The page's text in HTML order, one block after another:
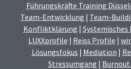
Führungskräfte Training
Team-Entwicklung | Team-
Konfliktklärung | Systemisches
LUXXprofile | Reiss Profile |
Lösungsfokus | Mediation |
Stressumgang |